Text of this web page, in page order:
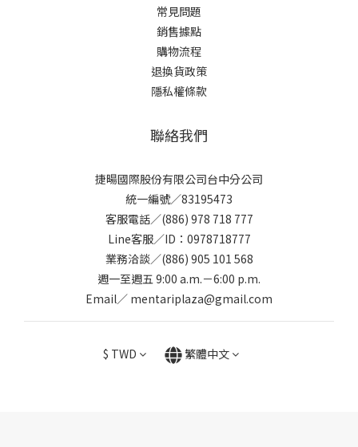
常見問題
銷售據點
購物流程
退換貨政策
隱私權條款
聯絡我們
捷暘國際股份有限公司台中分公司
統一編號／83195473
客服電話／(886) 978 718 777
Line客服／ID：0978718777
業務洽談／(886) 905 101 568
週一至週五 9:00 a.m.－6:00 p.m.
Email／ mentariplaza@gmail.com
$ TWD 繁體中文